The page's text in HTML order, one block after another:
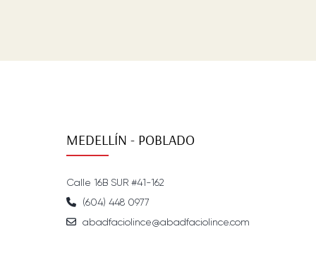
MEDELLÍN - POBLADO
Calle 16B SUR #41-162
(604) 448 0977
abadfaciolince@abadfaciolince.com